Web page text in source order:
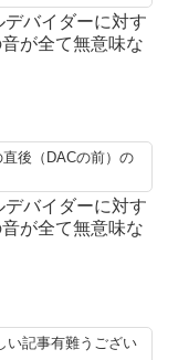
バイダーに対す
が全て無意味な
後（DACの前）の
バイダーに対す
が全て無意味な
い記事有難うござい